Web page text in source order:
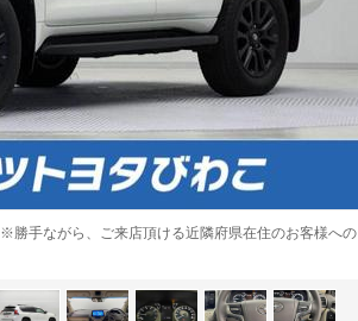
勝手ながら、ご来店頂ける近隣府県在住のお客様への